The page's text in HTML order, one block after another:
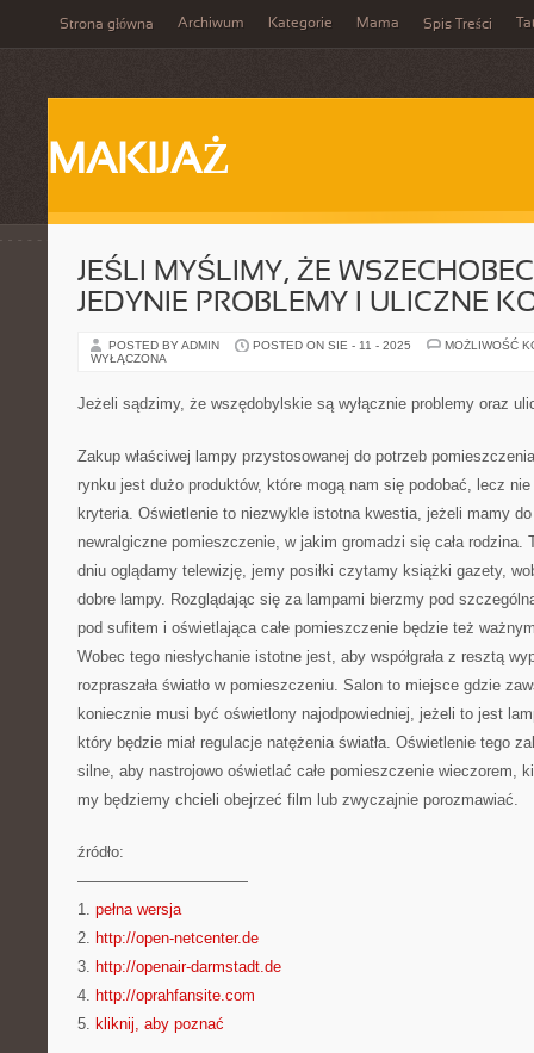
Strona główna Archiwum Kategorie Mama Spis Treści
MAKIJAŻ
JEŚLI MYŚLIMY, ŻE
JEDYNIE PROBLEMY I ULICZNE
POSTED BY ADMIN POSTED ON SIE - 11 - 2025
MOŻLIWOŚĆ
WYŁĄCZONA
Jeżeli sądzimy, że wszędobylskie są wyłącznie problemy oraz
Zakup właściwej lampy przystosowanej do potrzeb
rynku jest dużo produktów, które mogą nam się podobać, lecz
kryteria. Oświetlenie to niezwykle istotna kwestia, jeżeli mamy
newralgiczne pomieszczenie, w jakim gromadzi się cała
dniu oglądamy telewizję, jemy posiłki czytamy książki gazety,
dobre lampy. Rozglądając się za lampami bierzmy pod
pod sufitem i oświetlająca całe pomieszczenie będzie też
Wobec tego niesłychanie istotne jest, aby współgrała z resztą
rozpraszała światło w pomieszczeniu. Salon to miejsce gdzie
koniecznie musi być oświetlony najodpowiedniej, jeżeli to jest
który będzie miał regulacje natężenia światła. Oświetlenie tego
silne, aby nastrojowo oświetlać całe pomieszczenie wieczorem,
my będziemy chcieli obejrzeć film lub zwyczajnie porozmawiać.
źródło:
———————————
1. pełna wersja
2. http://open-netcenter.de
3. http://openair-darmstadt.de
4. http://oprahfansite.com
5. kliknij, aby poznać